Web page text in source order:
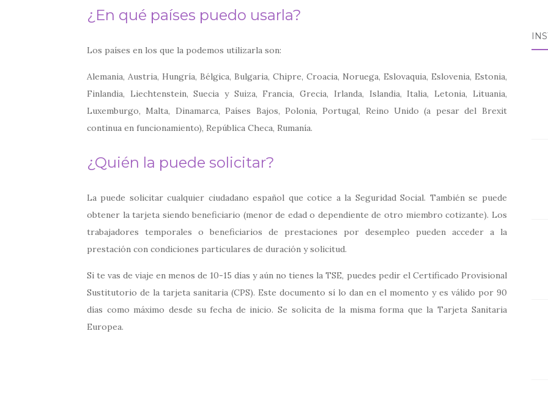
¿En qué países puedo usarla?
Los países en los que la podemos utilizarla son:
Alemania, Austria, Hungría, Bélgica, Bulgaria, Chipre, Croacia, Noruega, Eslovaquia, Eslovenia, Estonia,
Finlandia, Liechtenstein, Suecia y Suiza, Francia, Grecia, Irlanda, Islandia, Italia, Letonia, Lituania,
Luxemburgo, Malta, Dinamarca, Países Bajos, Polonia, Portugal, Reino Unido (a pesar del Brexit
continua en funcionamiento), República Checa, Rumanía.
¿Quién la puede solicitar?
La puede solicitar cualquier ciudadano español que cotice a la Seguridad Social. También se puede
obtener la tarjeta siendo beneficiario (menor de edad o dependiente de otro miembro cotizante). Los
trabajadores temporales o beneficiarios de prestaciones por desempleo pueden acceder a la
prestación con condiciones particulares de duración y solicitud.
Si te vas de viaje en menos de 10-15 días y aún no tienes la TSE, puedes pedir el Certificado Provisional
Sustitutorio de la tarjeta sanitaria (CPS). Este documento sí lo dan en el momento y es válido por 90
días como máximo desde su fecha de inicio. Se solicita de la misma forma que la Tarjeta Sanitaria
Europea.